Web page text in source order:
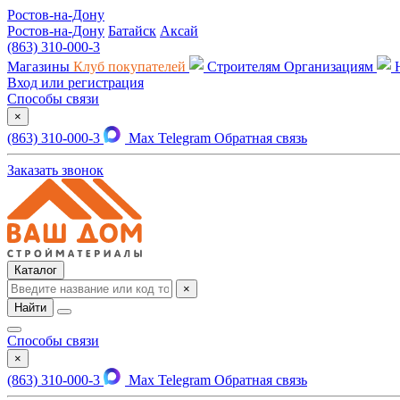
Ростов-на-Дону
Ростов-на-Дону Батайск Аксай
(863) 310-000-3
Магазины Клуб покупателей Строителям Организациям
Вход или регистрация
Способы связи
×
(863) 310-000-3 Max Telegram Обратная связь
Заказать звонок
Каталог
×
Найти
Способы связи
×
(863) 310-000-3 Max Telegram Обратная связь